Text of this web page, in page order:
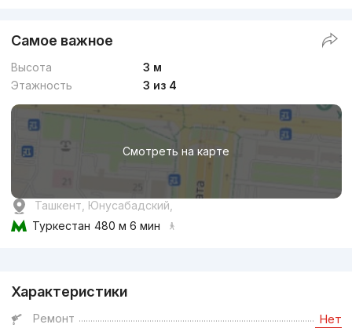
Самое важное
Высота
3 м
Этажность
3 из 4
Смотреть на карте
Ташкент, Юнусабадский,
Туркестан 480 м 6 мин
Характеристики
Ремонт Нет